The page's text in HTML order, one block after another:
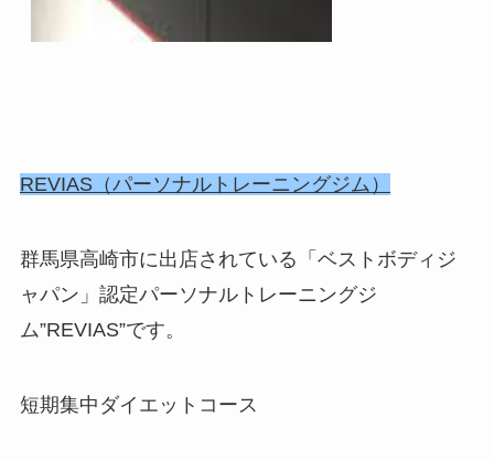
REVIAS（パーソナルトレーニングジム）
群馬県高崎市に出店されている「ベストボディジ
ャパン」認定パーソナルトレーニングジ
ム”REVIAS”です。
短期集中ダイエットコース